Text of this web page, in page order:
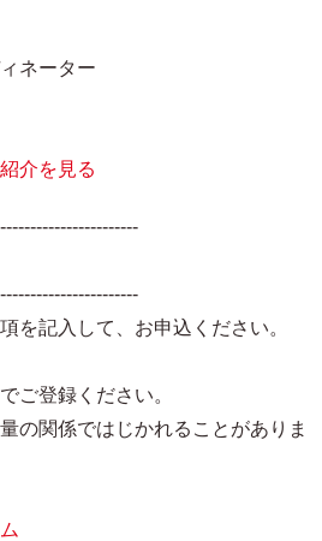
ネーター
介を見る
を記入して、お申込ください。
ご登録ください。
の関係ではじかれることがありま